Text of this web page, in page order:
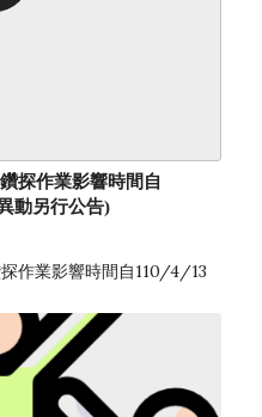
探作業影響時間自
動另行公告)
作業影響時間自110/4/13